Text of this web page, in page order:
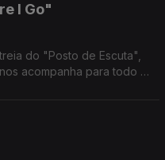
I Go"
do "Posto de Escuta",
acompanha para todo o